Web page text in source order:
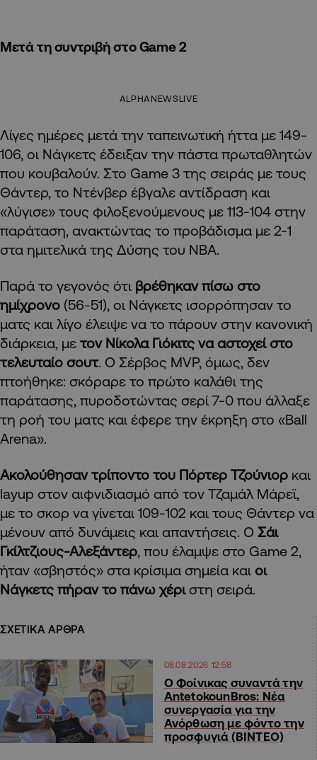
Μετά τη συντριβή στο Game 2
ALPHANEWSLIVE
Λίγες ημέρες μετά την ταπεινωτική ήττα με 149-
106, οι Νάγκετς έδειξαν την πάστα πρωταθλητών
που κουβαλούν. Στο Game 3 της σειράς με τους
Θάντερ, το Ντένβερ έβγαλε αντίδραση και
«λύγισε» τους φιλοξενούμενους με 113-104 στην
παράταση, ανακτώντας το προβάδισμα με 2-1
στα ημιτελικά της Δύσης του NBA.
Παρά το γεγονός ότι βρέθηκαν πίσω στο
ημίχρονο (56-51), οι Νάγκετς ισορρόπησαν το
ματς και λίγο έλειψε να το πάρουν στην κανονική
διάρκεια, με τον Νίκολα Γιόκιτς να αστοχεί στο
τελευταίο σουτ. Ο Σέρβος MVP, όμως, δεν
πτοήθηκε: σκόραρε το πρώτο καλάθι της
παράτασης, πυροδοτώντας σερί 7-0 που άλλαξε
τη ροή του ματς και έφερε την έκρηξη στο «Ball
Arena».
Ακολούθησαν τρίποντο του Πόρτερ Τζούνιορ και
layup στον αιφνιδιασμό από τον Τζαμάλ Μάρεϊ,
με το σκορ να γίνεται 109-102 και τους Θάντερ να
μένουν από δυνάμεις και απαντήσεις. Ο Σάι
Γκίλτζιους-Αλεξάντερ, που έλαμψε στο Game 2,
ήταν «σβηστός» στα κρίσιμα σημεία και οι
Νάγκετς πήραν το πάνω χέριστη σειρά.
ΣΧΕΤΙΚΑ ΑΡΘΡΑ
08.08.2026 12:58
Ο Φοίνικας συναντά την
AntetokounBros: Νέα
συνεργασία για την
Ανόρθωση με φόντο την
προσφυγιά (ΒΙΝΤΕΟ)